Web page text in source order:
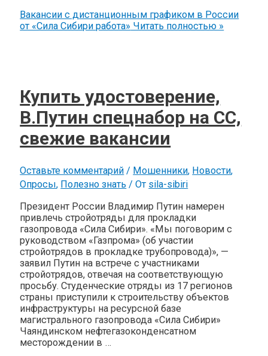
Вакансии с дистанционным графиком в России
от «Сила Сибири работа» Читать полностью »
Купить удостоверение,
В.Путин спецнабор на СС,
свежие вакансии
Оставьте комментарий / Мошенники, Новости,
Опросы, Полезно знать / От sila-sibiri
Президент России Владимир Путин намерен
привлечь стройотряды для прокладки
газопровода «Сила Сибири». «Мы поговорим с
руководством «Газпрома» (об участии
стройотрядов в прокладке трубопровода)», —
заявил Путин на встрече с участниками
стройотрядов, отвечая на соответствующую
просьбу. Студенческие отряды из 17 регионов
страны приступили к строительству объектов
инфраструктуры на ресурсной базе
магистрального газопровода «Сила Сибири»
Чаяндинском нефтегазоконденсатном
месторождении в …